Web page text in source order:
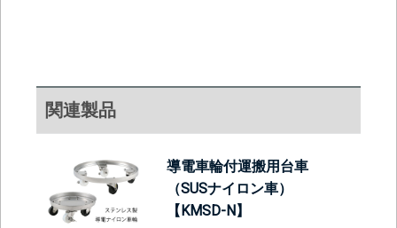
関連製品
導電車輪付運搬用台車
（SUSナイロン車）
【KMSD-N】